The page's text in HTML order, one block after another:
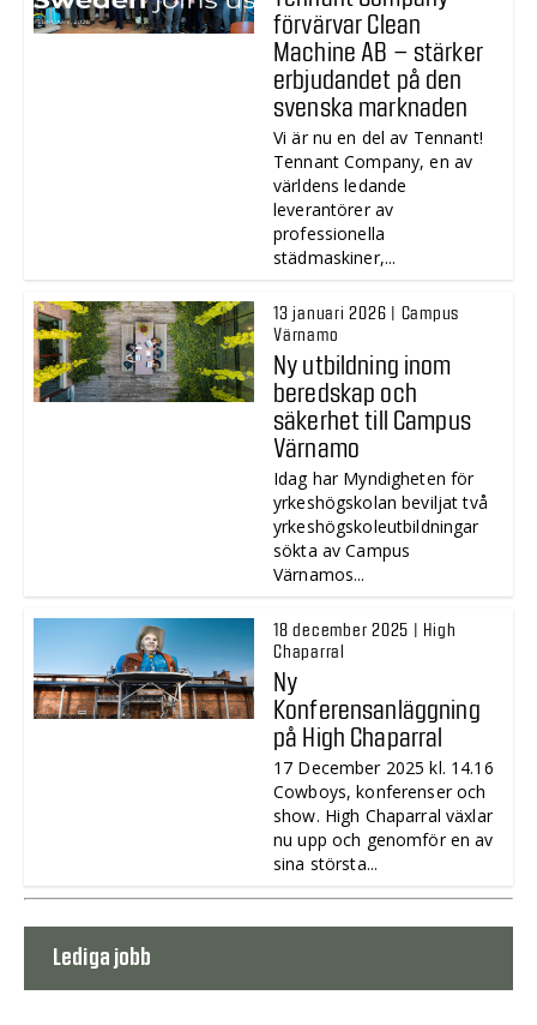
förvärvar Clean
Machine AB – stärker
erbjudandet på den
svenska marknaden
Vi är nu en del av Tennant!
Tennant Company, en av
världens ledande
leverantörer av
professionella
städmaskiner,...
13 januari 2026 | Campus
Värnamo
Ny utbildning inom
beredskap och
säkerhet till Campus
Värnamo
Idag har Myndigheten för
yrkeshögskolan beviljat två
yrkeshögskoleutbildningar
sökta av Campus
Värnamos...
18 december 2025 | High
Chaparral
Ny
Konferensanläggning
på High Chaparral
17 December 2025 kl. 14.16
Cowboys, konferenser och
show. High Chaparral växlar
nu upp och genomför en av
sina största...
Lediga jobb